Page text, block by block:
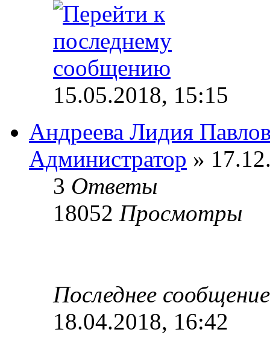
15.05.2018, 15:15
Андреева Лидия
Администратор »
3 Ответы
18052 Просмотры
Последнее
18.04.2018, 16:42